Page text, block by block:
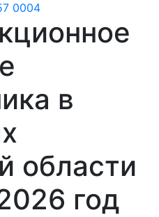
0004
в
области
год